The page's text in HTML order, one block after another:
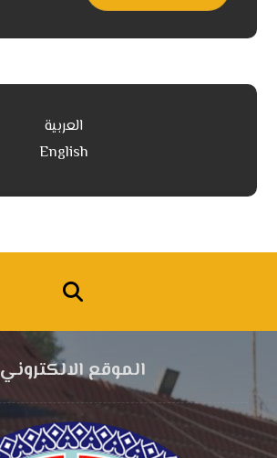
العربية
English
الموقع الالكتروني